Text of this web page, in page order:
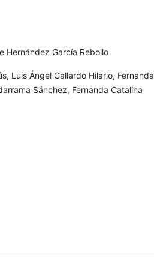
Hernández García Rebollo
Luis Ángel Gallardo Hilario, Fernanda
Sánchez, Fernanda Catalina